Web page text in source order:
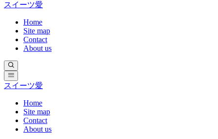
スイーツ愛
Home
Site map
Contact
About us
スイーツ愛
Home
Site map
Contact
About us